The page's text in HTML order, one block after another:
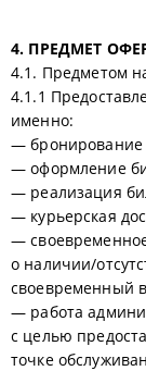
4. ПРЕДМЕТ
4.1. Предметом
4.1.1
именно:
— бронирование
— оформление
— реализация
— курьерская
—
о наличии/
своевременный
— работа
с целью
точке